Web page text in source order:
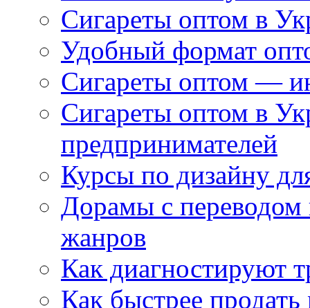
Сигареты оптом в
Удобный формат
Сигареты оптом —
Сигареты оптом в
предпринимателей
Курсы по дизайну
Дорамы с переводом
жанров
Как диагностируют
Как быстрее